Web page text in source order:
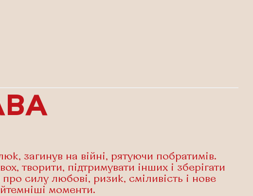
загинув на війні, рятуючи побратимів.
творити, підтримувати інших і зберігати
про силу любові, ризик, сміливість і нове
моменти.